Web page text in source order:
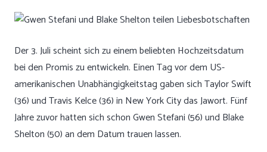
Der 3. Juli scheint sich zu einem beliebten Hochzeitsdatum
bei den Promis zu entwickeln. Einen Tag vor dem US-
amerikanischen Unabhängigkeitstag gaben sich Taylor Swift
(36) und Travis Kelce (36) in New York City das Jawort. Fünf
Jahre zuvor hatten sich schon Gwen Stefani (56) und Blake
Shelton (50) an dem Datum trauen lassen.